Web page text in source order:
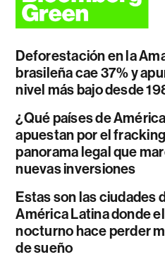
Deforestación en la
brasileña cae 37% y
nivel más bajo desde
¿Qué países de
apuestan por el
panorama legal que
nuevas inversiones
Estas son las ciudades
América Latina donde
nocturno hace perder
de sueño